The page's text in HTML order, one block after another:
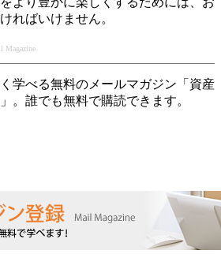
ればいけません。
Magazine
学べる無料のメールマガジン「資産
。誰でも無料で購読できます。